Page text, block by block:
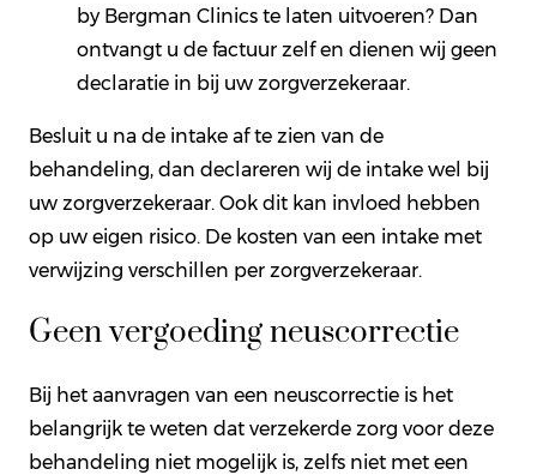
by Bergman Clinics te laten uitvoeren? Dan
ontvangt u de factuur zelf en dienen wij geen
declaratie in bij uw zorgverzekeraar.
Besluit u na de intake af te zien van de
behandeling, dan declareren wij de intake wel bij
uw zorgverzekeraar. Ook dit kan invloed hebben
op uw eigen risico. De kosten van een intake met
verwijzing verschillen per zorgverzekeraar.
Geen vergoeding neuscorrectie
Bij het aanvragen van een neuscorrectie is het
belangrijk te weten dat verzekerde zorg voor deze
behandeling niet mogelijk is, zelfs niet met een